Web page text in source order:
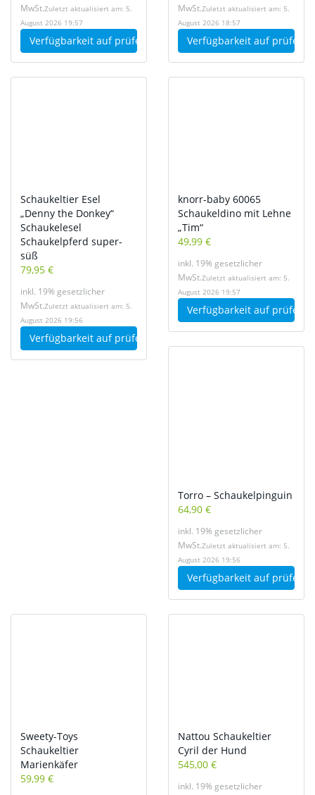
MwSt.Zuletzt aktualisiert am: 5.
August 2026 19:57
Verfügbarkeit auf prüfen
MwSt.Zuletzt aktualisiert am: 5.
August 2026 18:57
Verfügbarkeit auf prüfen
Schaukeltier Esel
„Denny the Donkey“
Schaukelesel
Schaukelpferd super-
süß
79,95 €
inkl. 19% gesetzlicher
MwSt.Zuletzt aktualisiert am: 5.
August 2026 19:56
Verfügbarkeit auf prüfen
knorr-baby 60065
Schaukeldino mit Lehne
„Tim“
49,99 €
inkl. 19% gesetzlicher
MwSt.Zuletzt aktualisiert am: 5.
August 2026 19:57
Verfügbarkeit auf prüfen
Torro – Schaukelpinguin
64,90 €
inkl. 19% gesetzlicher
MwSt.Zuletzt aktualisiert am: 5.
August 2026 19:56
Verfügbarkeit auf prüfen
Sweety-Toys
Schaukeltier
Marienkäfer
59,99 €
Nattou Schaukeltier
Cyril der Hund
545,00 €
inkl. 19% gesetzlicher